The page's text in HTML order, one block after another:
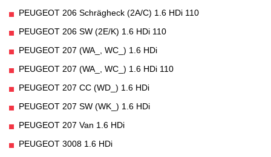
PEUGEOT 206 Schrägheck (2A/C) 1.6 HDi 110
PEUGEOT 206 SW (2E/K) 1.6 HDi 110
PEUGEOT 207 (WA_, WC_) 1.6 HDi
PEUGEOT 207 (WA_, WC_) 1.6 HDi 110
PEUGEOT 207 CC (WD_) 1.6 HDi
PEUGEOT 207 SW (WK_) 1.6 HDi
PEUGEOT 207 Van 1.6 HDi
PEUGEOT 3008 1.6 HDi